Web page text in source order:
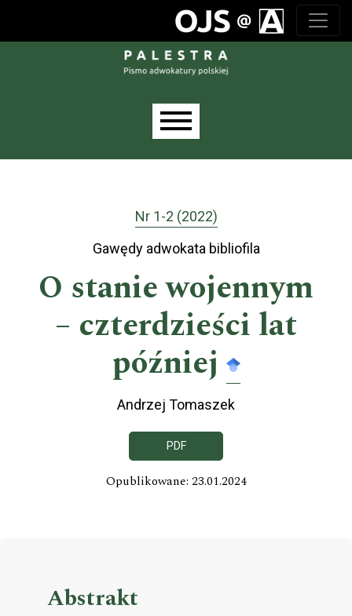
Nr 1-2 (2022)
Gawędy adwokata bibliofila
O stanie wojennym
– czterdzieści lat
później
Andrzej Tomaszek
PDF
Opublikowane: 23.01.2024
Abstrakt